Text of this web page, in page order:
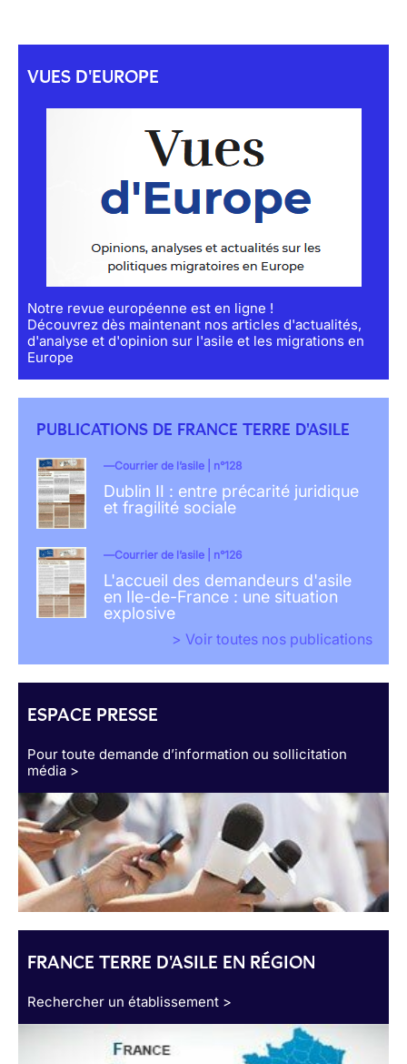
VUES D'EUROPE
Notre revue européenne est en ligne !
Découvrez dès maintenant nos articles d'actualités,
d'analyse et d'opinion sur l'asile et les migrations en
Europe
PUBLICATIONS DE FRANCE TERRE D'ASILE
Courrier de l’asile | n°128
Dublin II : entre précarité juridique
et fragilité sociale
Courrier de l’asile | n°126
L'accueil des demandeurs d'asile
en Ile-de-France : une situation
explosive
> Voir toutes nos publications
ESPACE PRESSE
Pour toute demande d’information ou sollicitation
média >
FRANCE TERRE D'ASILE EN RÉGION
Rechercher un établissement >